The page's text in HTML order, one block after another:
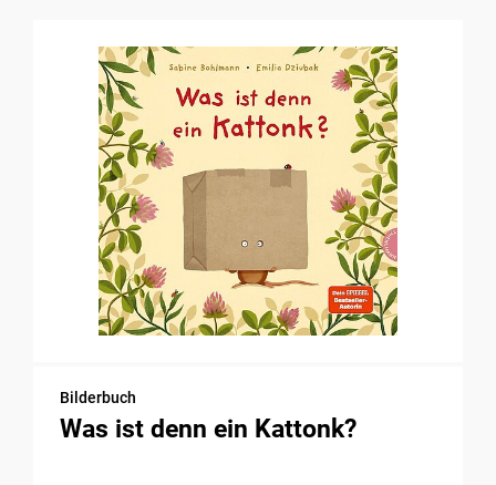
Bilderbuch
Was ist denn ein Kattonk?